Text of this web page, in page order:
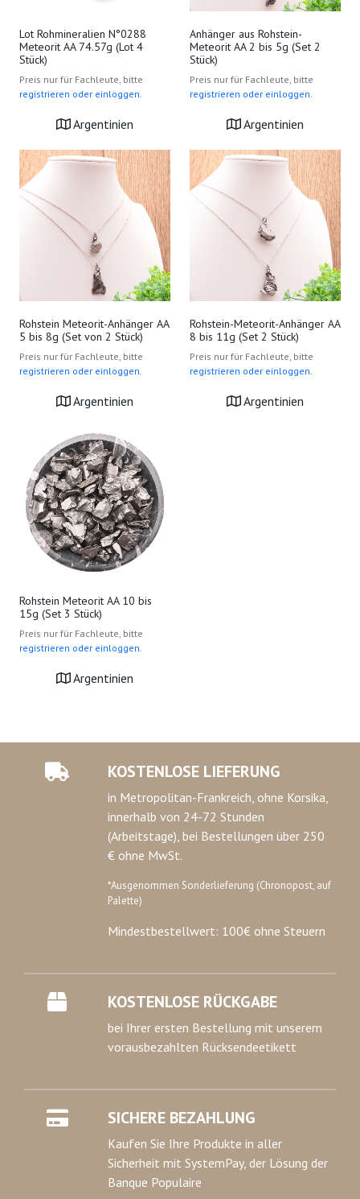
Lot Rohmineralien N°0288
Meteorit AA 74.57g (Lot 4
Stück)
Preis nur für Fachleute, bitte
registrieren oder einloggen.
Argentinien
Anhänger aus Rohstein-
Meteorit AA 2 bis 5g (Set 2
Stück)
Preis nur für Fachleute, bitte
registrieren oder einloggen.
Argentinien
Rohstein Meteorit-Anhänger AA
5 bis 8g (Set von 2 Stück)
Preis nur für Fachleute, bitte
registrieren oder einloggen.
Argentinien
Rohstein-Meteorit-Anhänger AA
8 bis 11g (Set 2 Stück)
Preis nur für Fachleute, bitte
registrieren oder einloggen.
Argentinien
Rohstein Meteorit AA 10 bis
15g (Set 3 Stück)
Preis nur für Fachleute, bitte
registrieren oder einloggen.
Argentinien
KOSTENLOSE LIEFERUNG
in Metropolitan-Frankreich, ohne Korsika,
innerhalb von 24-72 Stunden
(Arbeitstage), bei Bestellungen über 250
€ ohne MwSt.
*Ausgenommen Sonderlieferung (Chronopost, auf
Palette)
Mindestbestellwert: 100€ ohne Steuern
KOSTENLOSE RÜCKGABE
bei Ihrer ersten Bestellung mit unserem
vorausbezahlten Rücksendeetikett
SICHERE BEZAHLUNG
Kaufen Sie Ihre Produkte in aller
Sicherheit mit SystemPay, der Lösung der
Banque Populaire